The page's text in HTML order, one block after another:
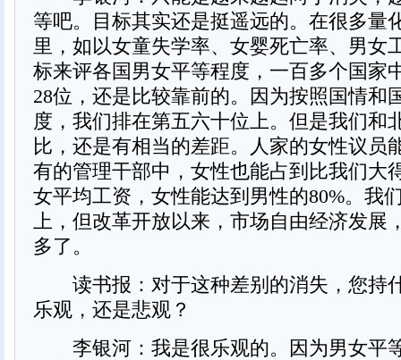
等吧。目标其实还是挺遥远的。在很多量
里，如以女童失学率、女婴死亡率、男女
标来评各国男女平等程度，一百多个国家
28位，还是比较靠前的。因为按照国情和
度，我们排在第五六十位上。但是我们和
比，还是有相当的差距。人家的女性议员
有的管理干部中，女性也能占到比我们大
女平均工资，女性能达到男性的80%。我
上，但改革开放以来，市场自由经济发展
多了。
读书报：对于这种差别的消失，您持
乐观，还是悲观？
李银河：我是很乐观的。因为男女平